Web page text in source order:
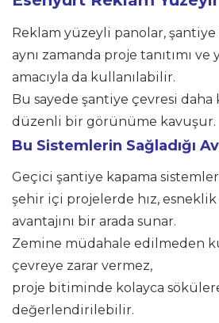
Reklam yüzeyli panolar, şantiye
aynı zamanda proje tanıtımı
amacıyla da kullanılabilir.
Bu sayede şantiye çevresi daha
düzenli bir görünüme kavuşur.
Bu Sistemlerin Sağladığı
Geçici şantiye kapama
şehir içi projelerde hız,
avantajını bir arada sunar.
Zemine müdahale edilmeden
çevreye zarar vermez,
proje bitiminde kolayca
değerlendirilebilir.